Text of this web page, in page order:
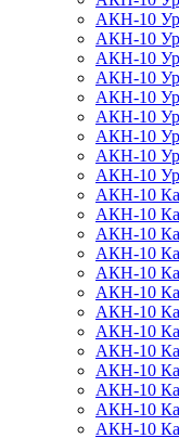
АКН-10
АКН-10
АКН-10
АКН-10
АКН-10
АКН-10
АКН-10
АКН-10
АКН-10
АКН-10
АКН-10
АКН-10
АКН-10
АКН-10
АКН-10
АКН-10
АКН-10
АКН-10
АКН-10
АКН-10
АКН-10
АКН-10